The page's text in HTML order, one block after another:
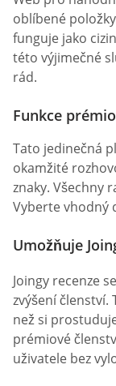
oblíbené
funguje jako
této výjimečné
rád.
Funkce
Tato jedinečná
okamžité
znaky. Všechny
Vyberte vhodný
Umožňuje
Joingy recenze
zvýšení
než si
prémiové
uživatele bez